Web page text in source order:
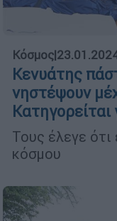
Κόσμος|
Κενυάτης
νηστέψουν
Τους έλεγε ότι
κόσμου